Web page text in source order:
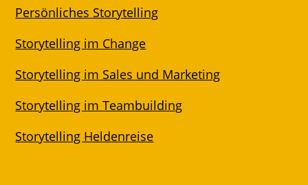
Persönliches Storytelling
Storytelling im Change
Storytelling im Sales und Marketing
Storytelling im Teambuilding
Storytelling Heldenreise